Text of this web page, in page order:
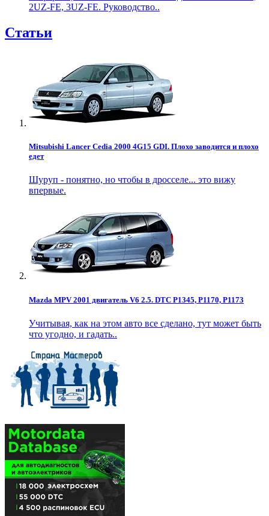
2UZ-FE, 3UZ-FE. Руководство..
Статьи
Mitsubishi Lancer Cedia 2000 4G15 GDI. Плохо заводится и плохо
едет
Шуруп - понятно, но чтобы в дросселе... это вижу
впервые.
Mazda MPV 2001 двигатель V6 2.5. DTC P1345, P1170, P1173
Учитывая, как на этом авто все сделано, тут может быть
что угодно, и гадать..